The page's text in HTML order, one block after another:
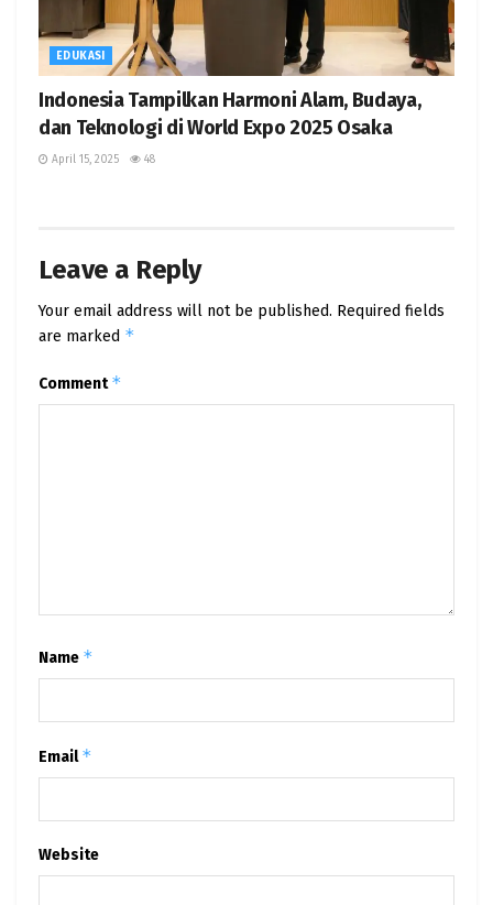
EDUKASI
Indonesia Tampilkan Harmoni Alam, Budaya,
dan Teknologi di World Expo 2025 Osaka
April 15, 2025 48
Leave a Reply
Your email address will not be published. Required fields
are marked *
Comment*
Name *
Email*
Website